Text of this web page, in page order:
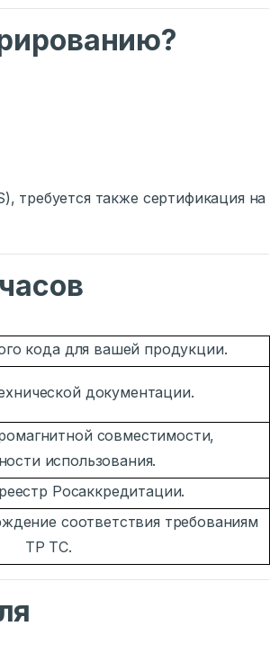
требуется также сертификация на
кода для вашей продукции.
документации.
совместимости,
использования.
Росаккредитации.
соответствия требованиям
ТР ТС.